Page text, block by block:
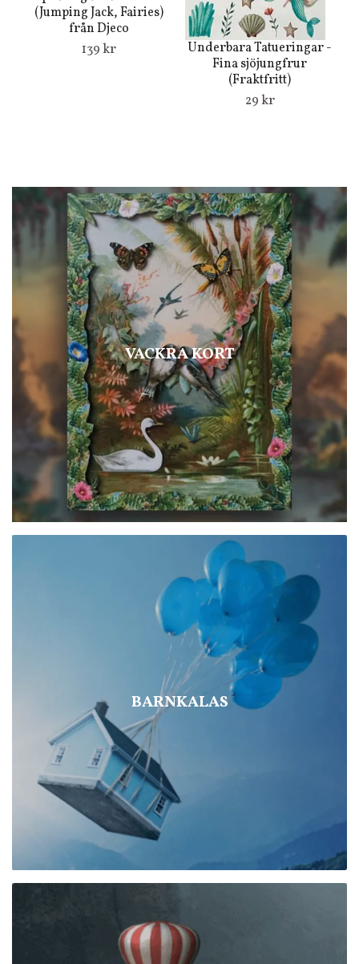
VACKRA KORT
BARNKALAS
(Jumping Jack, Fairies)
från Djeco
139 kr
Underbara Tatueringar -
Fina sjöjungfrur
(Fraktfritt)
29 kr